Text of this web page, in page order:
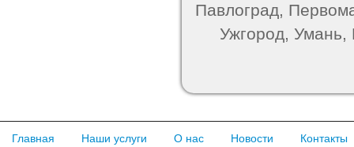
Павлоград,
Ужгород, Умань,
Главная Наши услуги О нас Новости Контакты